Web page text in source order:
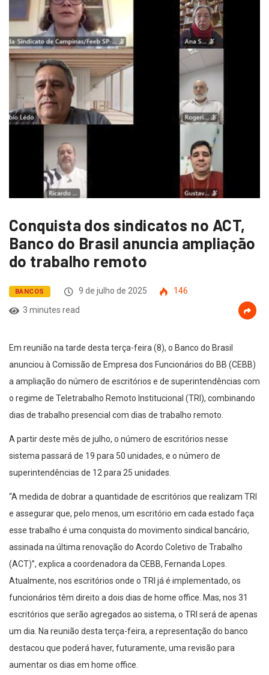
Conquista dos sindicatos no ACT,
Banco do Brasil anuncia ampliação
do trabalho remoto
BANCOS 9 de julho de 2025
146
3 minutes read
Em reunião na tarde desta terça-feira (8), o Banco do Brasil
anunciou à Comissão de Empresa dos Funcionários do BB (CEBB)
a ampliação do número de escritórios e de superintendências com
o regime de Teletrabalho Remoto Institucional (TRI), combinando
dias de trabalho presencial com dias de trabalho remoto.
A partir deste mês de julho, o número de escritórios nesse
sistema passará de 19 para 50 unidades, e o número de
superintendências de 12 para 25 unidades.
“A medida de dobrar a quantidade de escritórios que realizam TRI
e assegurar que, pelo menos, um escritório em cada estado faça
esse trabalho é uma conquista do movimento sindical bancário,
assinada na última renovação do Acordo Coletivo de Trabalho
(ACT)”, explica a coordenadora da CEBB, Fernanda Lopes.
Atualmente, nos escritórios onde o TRI já é implementado, os
funcionários têm direito a dois dias de home office. Mas, nos 31
escritórios que serão agregados ao sistema, o TRI será de apenas
um dia. Na reunião desta terça-feira, a representação do banco
destacou que poderá haver, futuramente, uma revisão para
aumentar os dias em home office.